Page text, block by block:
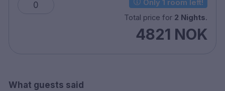
20 minutters kjøring til København Kastrup
0
Only 1 room left!
Total price for 2 Nights.
4821 NOK
What guests said